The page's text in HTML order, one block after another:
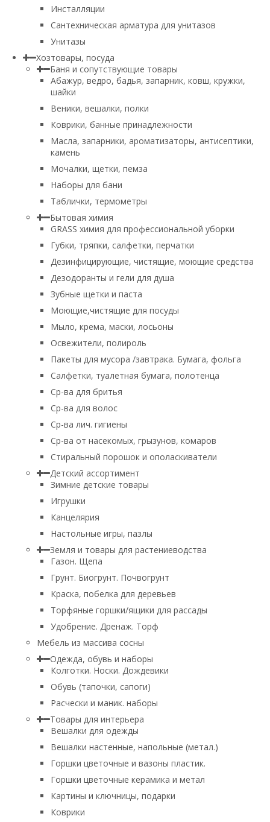
Инсталляции
Сантехническая арматура для унитазов
Унитазы
Хозтовары, посуда
Баня и сопутствующие товары
Абажур, ведро, бадья, запарник, ковш, кружки,
шайки
Веники, вешалки, полки
Коврики, банные принадлежности
Масла, запарники, ароматизаторы, антисептики,
камень
Мочалки, щетки, пемза
Наборы для бани
Таблички, термометры
Бытовая химия
GRASS химия для профессиональной уборки
Губки, тряпки, салфетки, перчатки
Дезинфицирующие, чистящие, моющие средства
Дезодоранты и гели для душа
Зубные щетки и паста
Моющие,чистящие для посуды
Мыло, крема, маски, лосьоны
Освежители, полироль
Пакеты для мусора /завтрака. Бумага, фольга
Салфетки, туалетная бумага, полотенца
Ср-ва для бритья
Ср-ва для волос
Ср-ва лич. гигиены
Ср-ва от насекомых, грызунов, комаров
Стиральный порошок и ополаскиватели
Детский ассортимент
Зимние детские товары
Игрушки
Канцелярия
Настольные игры, пазлы
Земля и товары для растениеводства
Газон. Щепа
Грунт. Биогрунт. Почвогрунт
Краска, побелка для деревьев
Торфяные горшки/ящики для рассады
Удобрение. Дренаж. Торф
Мебель из массива сосны
Одежда, обувь и наборы
Колготки. Носки. Дождевики
Обувь (тапочки, сапоги)
Расчески и маник. наборы
Товары для интерьера
Вешалки для одежды
Вешалки настенные, напольные (метал.)
Горшки цветочные и вазоны пластик.
Горшки цветочные керамика и метал
Картины и ключницы, подарки
Коврики